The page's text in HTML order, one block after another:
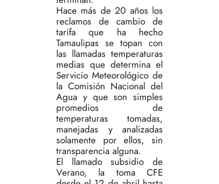
Hace más de 20 años los
reclamos de cambio de
tarifa que ha hecho
Tamaulipas se topan con
las llamadas temperaturas
medias que determina el
Servicio Meteorológico de
la Comisión Nacional del
Agua y que son simples
promedios de
temperaturas tomadas,
manejadas y analizadas
solamente por ellos, sin
transparencia alguna.
El llamado subsidio de
Verano, la toma CFE